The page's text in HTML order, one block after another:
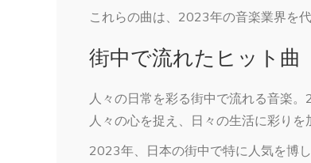
これらの曲は、2023年の音楽業界を
街中で流れたヒット曲
人々の日常を彩る街中で流れる音楽
人々の心を捉え、日々の生活に彩りを
2023年、日本の街中で特に人気を博